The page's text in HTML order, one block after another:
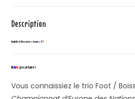
Description
Roulette-à-PizzaEuro« France »
UnEuro‘, ça se prépare !
Vous connaissiez le trio Foot /